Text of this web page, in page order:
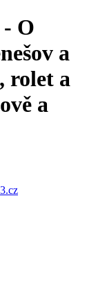
O
a
rolet a
a